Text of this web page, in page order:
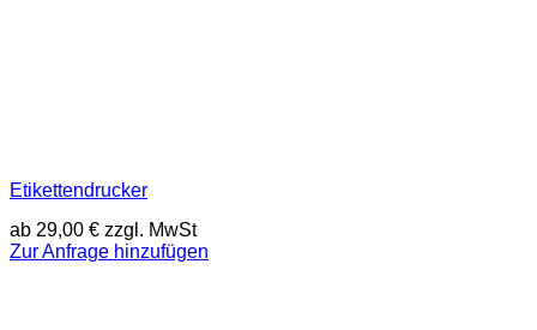
Etikettendrucker
ab 29,00 € zzgl. MwSt
Zur Anfrage hinzufügen